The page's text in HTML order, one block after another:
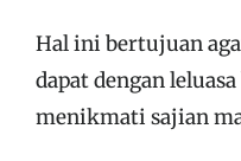
Hal ini bertujuan
dapat dengan
menikmati sajian